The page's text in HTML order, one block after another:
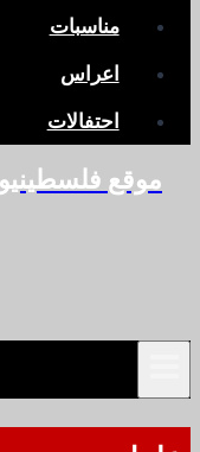
مناسبات
اعراس
احتفالات
موقع